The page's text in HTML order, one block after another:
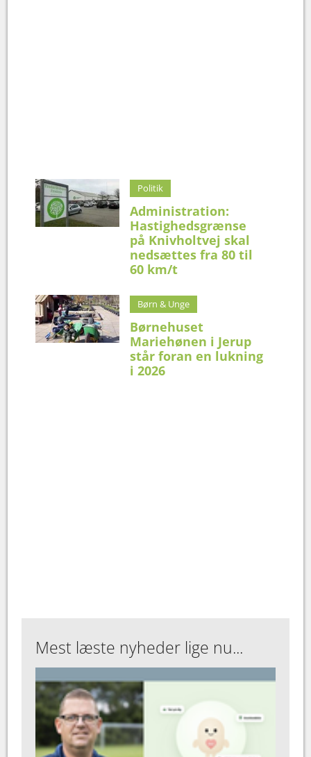
Politik
Administration:
Hastighedsgrænse
på Knivholtvej skal
nedsættes fra 80 til
60 km/t
Børn & Unge
Børnehuset
Mariehønen i Jerup
står foran en lukning
i 2026
Mest læste nyheder lige nu...